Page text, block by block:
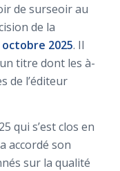
de surseoir au
de la
octobre 2025. Il
titre dont les à-
de l’éditeur
qui s’est clos en
accordé son
sur la qualité